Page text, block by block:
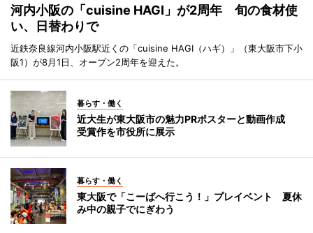
河内小阪の「cuisine HAGI」が2周年 旬の食材使
い、日替わりで
近鉄奈良線河内小阪駅近くの「cuisine HAGI（ハギ）」（東大阪市下小
阪1）が8月1日、オープン2周年を迎えた。
暮らす・働く
近大生が東大阪市の魅力PRポスターと動画作成
受賞作を市役所に展示
暮らす・働く
東大阪で「こーばへ行こう！」プレイベント 夏休
み中の親子でにぎわう